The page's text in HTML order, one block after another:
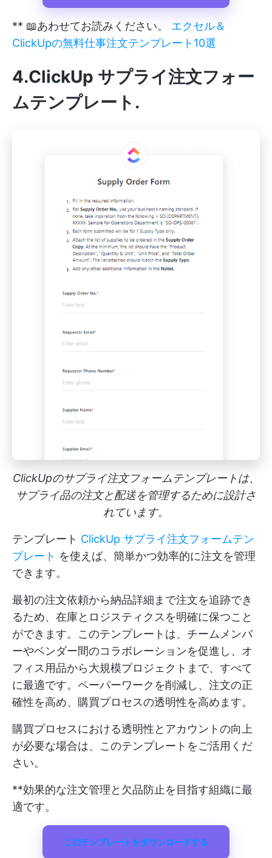
** 📖あわせてお読みください。 エクセル＆
ClickUpの無料仕事注文テンプレート10選
4.ClickUp サプライ注文フォー
ムテンプレート .
ClickUpのサプライ注文フォームテンプレートは、
サプライ品の注文と配送を管理するために設計さ
れています。
テンプレート ClickUp サプライ注文フォームテン
プレート を使えば、簡単かつ効率的に注文を管理
できます。
最初の注文依頼から納品詳細まで注文を追跡でき
るため、在庫とロジスティクスを明確に保つこと
ができます。このテンプレートは、チームメンバ
ーやベンダー間のコラボレーションを促進し、オ
フィス用品から大規模プロジェクトまで、すべて
に最適です。ペーパーワークを削減し、注文の正
確性を高め、購買プロセスの透明性を高めます。
購買プロセスにおける透明性とアカウントの向上
が必要な場合は、このテンプレートをご活用くだ
さい。
**効果的な注文管理と欠品防止を目指す組織に最
適です。
このテンプレートをダウンロードする